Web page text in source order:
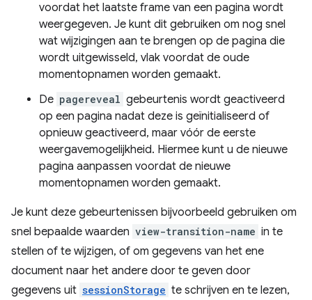
voordat het laatste frame van een pagina wordt
weergegeven. Je kunt dit gebruiken om nog snel
wat wijzigingen aan te brengen op de pagina die
wordt uitgewisseld, vlak voordat de oude
momentopnamen worden gemaakt.
De pagereveal gebeurtenis wordt geactiveerd
op een pagina nadat deze is geïnitialiseerd of
opnieuw geactiveerd, maar vóór de eerste
weergavemogelijkheid. Hiermee kunt u de nieuwe
pagina aanpassen voordat de nieuwe
momentopnamen worden gemaakt.
Je kunt deze gebeurtenissen bijvoorbeeld gebruiken om
snel bepaalde waarden view-transition-name in te
stellen of te wijzigen, of om gegevens van het ene
document naar het andere door te geven door
gegevens uit sessionStorage te schrijven en te lezen,